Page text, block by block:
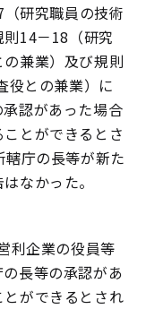
研究職員の技術
14－18（研究
兼業）及び規則
役との兼業）に
認があった場合
とができるとさ
庁の長等が新た
なかった。
利企業の役員等
長等の承認があ
ができるとされ